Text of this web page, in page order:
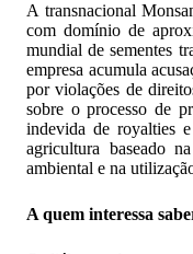
A transnacional
com domínio de
mundial de sementes
empresa acumula
por violações de
sobre o processo de
indevida de royalties
agricultura baseado
ambiental e na
A quem interessa